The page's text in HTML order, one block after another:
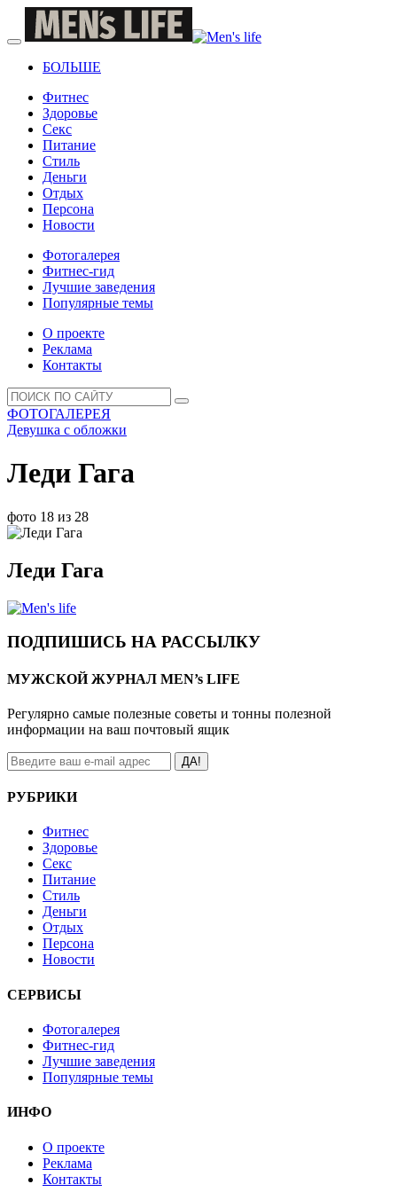
БОЛЬШЕ
Фитнес
Здоровье
Секс
Питание
Стиль
Деньги
Отдых
Персона
Новости
Фотогалерея
Фитнес-гид
Лучшие заведения
Популярные темы
О проекте
Реклама
Контакты
ФОТОГАЛЕРЕЯ
Девушка с обложки
Леди Гага
фото 18 из 28
Леди Гага
ПОДПИШИСЬ НА РАССЫЛКУ
МУЖСКОЙ ЖУРНАЛ MEN’s LIFE
Регулярно самые полезные советы и тонны полезной
информации на ваш почтовый ящик
ДА!
РУБРИКИ
Фитнес
Здоровье
Секс
Питание
Стиль
Деньги
Отдых
Персона
Новости
СЕРВИСЫ
Фотогалерея
Фитнес-гид
Лучшие заведения
Популярные темы
ИНФО
О проекте
Реклама
Контакты